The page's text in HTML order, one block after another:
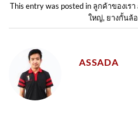
This entry was posted in ลูกค้าของเรา
ใหญ่, ยางกั้นล้
ASSADA